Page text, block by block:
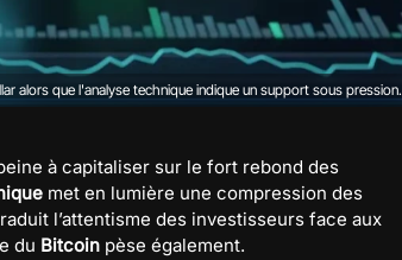
alors que l'analyse technique indique un support sous pression.
à capitaliser sur le fort rebond des
met en lumière une compression des
l’attentisme des investisseurs face aux
du Bitcoin pèse également.